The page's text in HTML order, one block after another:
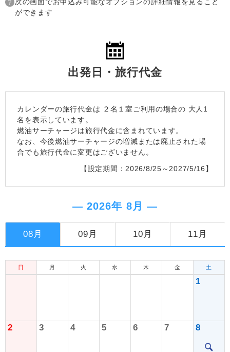
ができます
出発日・旅行代金
カレンダーの旅行代金は ２名１室 ご利用の場合の 大人1
名を表示しています。
燃油サーチャージは旅行代金に含まれています。
なお、今後燃油サーチャージの増減または廃止された場
合でも旅行代金に変更はございません。
【設定期間：2026/8/25～2027/5/16】
― 2026年 8月 ―
08月 09月 10月 11月
日 月 火 水 木 金 土
1
2 3 4 5 6 7 8